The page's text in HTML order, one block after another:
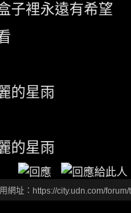
子裡永遠有希望
的星雨
的星雨
網址：https://city.udn.com/